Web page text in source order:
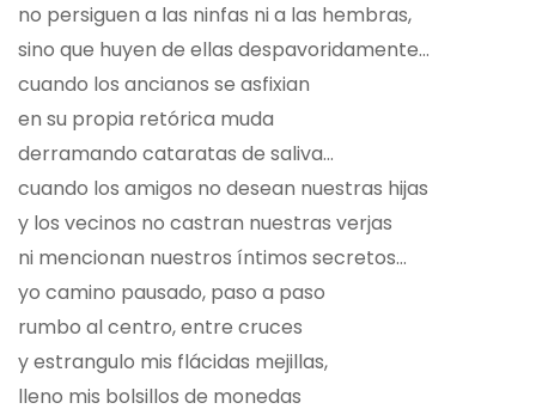
no persiguen a las ninfas ni a las hembras,
sino que huyen de ellas despavoridamente…
cuando los ancianos se asfixian
en su propia retórica muda
derramando cataratas de saliva…
cuando los amigos no desean nuestras hijas
y los vecinos no castran nuestras verjas
ni mencionan nuestros íntimos secretos…
yo camino pausado, paso a paso
rumbo al centro, entre cruces
y estrangulo mis flácidas mejillas,
lleno mis bolsillos de monedas